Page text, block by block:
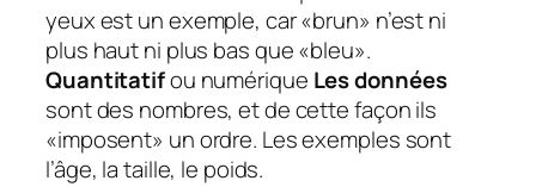
yeux est un exemple, car «brun» n’est ni
plus haut ni plus bas que «bleu».
Quantitatifou numérique Les données
sont des nombres, et de cette façon ils
«imposent» un ordre. Les exemples sont
l’âge, la taille, le poids.